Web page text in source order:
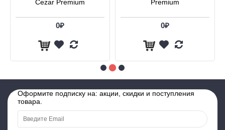
Cezar Premium
0₽
Premium
0₽
Оформите подписку на: акции, скидки и поступления
товара.